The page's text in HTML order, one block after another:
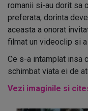
romanii si-au dorit sa
preferata, dorinta
aceasta a onorat
filmat un videoclip si
Ce s-a intamplat insa
schimbat viata ei de
Vezi imaginile si